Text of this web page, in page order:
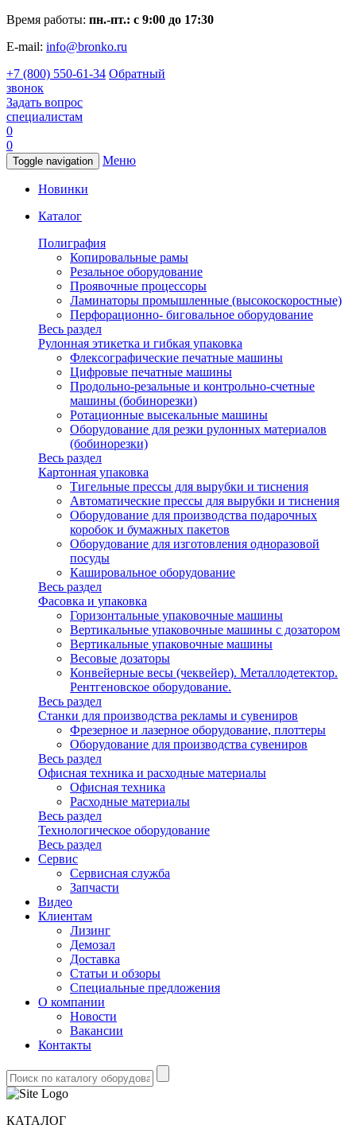
Время работы: пн.-пт.: с 9:00 до 17:30
E-mail: info@bronko.ru
+7 (800) 550-61-34 Обратный
звонок
Задать вопрос
специалистам
0
0
Toggle navigation Меню
Новинки
Каталог
Полиграфия
Копировальные рамы
Резальное оборудование
Проявочные процессоры
Ламинаторы промышленные (высокоскоростные)
Перфорационно- биговальное оборудование
Весь раздел
Рулонная этикетка и гибкая упаковка
Флексографические печатные машины
Цифровые печатные машины
Продольно-резальные и контрольно-счетные
машины (бобинорезки)
Ротационные высекальные машины
Оборудование для резки рулонных материалов
(бобинорезки)
Весь раздел
Картонная упаковка
Тигельные прессы для вырубки и тиснения
Автоматические прессы для вырубки и тиснения
Оборудование для производства подарочных
коробок и бумажных пакетов
Оборудование для изготовления одноразовой
посуды
Кашировальное оборудование
Весь раздел
Фасовка и упаковка
Горизонтальные упаковочные машины
Вертикальные упаковочные машины с дозатором
Вертикальные упаковочные машины
Весовые дозаторы
Конвейерные весы (чеквейер). Металлодетектор.
Рентгеновское оборудование.
Весь раздел
Станки для производства рекламы и сувениров
Фрезерное и лазерное оборудование, плоттеры
Оборудование для производства сувениров
Весь раздел
Офисная техника и расходные материалы
Офисная техника
Расходные материалы
Весь раздел
Технологическое оборудование
Весь раздел
Сервис
Сервисная служба
Запчасти
Видео
Клиентам
Лизинг
Демозал
Доставка
Статьи и обзоры
Специальные предложения
О компании
Новости
Вакансии
Контакты
КАТАЛОГ